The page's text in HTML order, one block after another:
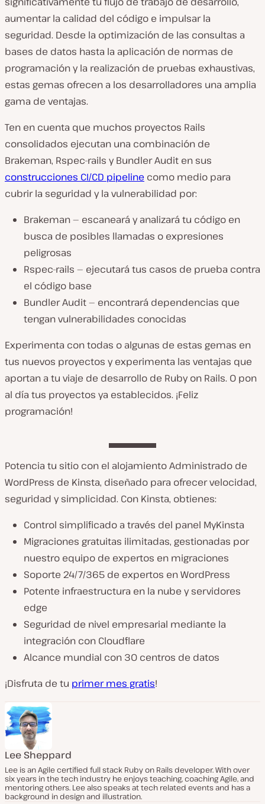
aumentar la calidad del código e impulsar la
seguridad. Desde la optimización de las consultas a
bases de datos hasta la aplicación de normas de
programación y la realización de pruebas exhaustivas,
estas gemas ofrecen a los desarrolladores una amplia
gama de ventajas.
Ten en cuenta que muchos proyectos Rails
consolidados ejecutan una combinación de
Brakeman, Rspec-rails y Bundler Audit en sus
construcciones CI/CD pipeline como medio para
cubrir la seguridad y la vulnerabilidad por:
Brakeman — escaneará y analizará tu código en
busca de posibles llamadas o expresiones
peligrosas
Rspec-rails — ejecutará tus casos de prueba contra
el código base
Bundler Audit — encontrará dependencias que
tengan vulnerabilidades conocidas
Experimenta con todas o algunas de estas gemas en
tus nuevos proyectos y experimenta las ventajas que
aportan a tu viaje de desarrollo de Ruby on Rails. O pon
al día tus proyectos ya establecidos. ¡Feliz
programación!
Potencia tu sitio con el alojamiento Administrado de
WordPress de Kinsta, diseñado para ofrecer velocidad,
seguridad y simplicidad. Con Kinsta, obtienes:
Control simplificado a través del panel MyKinsta
Migraciones gratuitas ilimitadas, gestionadas por
nuestro equipo de expertos en migraciones
Soporte 24/7/365 de expertos en WordPress
Potente infraestructura en la nube y servidores
edge
Seguridad de nivel empresarial mediante la
integración con Cloudflare
Alcance mundial con 30 centros de datos
¡Disfruta de tu primer mes gratis!
Lee Sheppard
Lee is an Agile certified full stack Ruby on Rails developer. With over
six years in the tech industry he enjoys teaching, coaching Agile, and
mentoring others. Lee also speaks at tech related events and has a
background in design and illustration.